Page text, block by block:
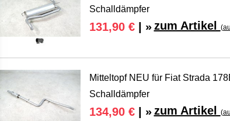
Schalldämpfer
131,90 €| » zum Artikel
Mitteltopf NEU für Fiat Strada
Schalldämpfer
134,90 €| » zum Artikel